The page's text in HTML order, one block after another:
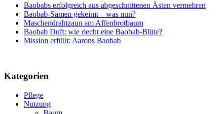
Baobabs erfolgreich aus abgeschnittenen Ästen vermehren
Baobab-Samen gekeimt – was nun?
Maschendrahtzaun am Affenbrotbaum
Baobab Duft: wie riecht eine Baobab-Blüte?
Mission erfüllt: Aarons Baobab
Kategorien
Pflege
Nutzung